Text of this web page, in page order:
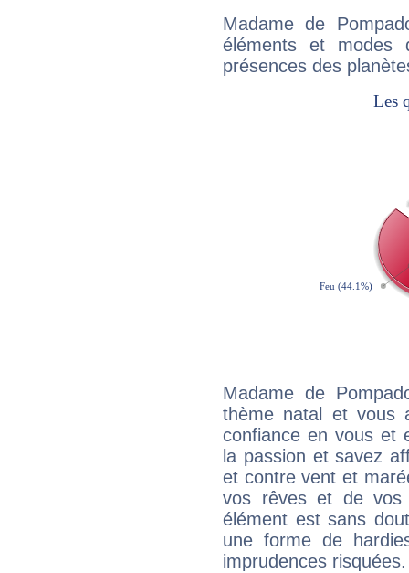
Madame de
éléments et modes
présences des
Madame de
thème natal et vous
confiance en vous et
la passion et savez
et contre vent et
vos rêves et de vos
élément est sans
une forme de
imprudences risquées.